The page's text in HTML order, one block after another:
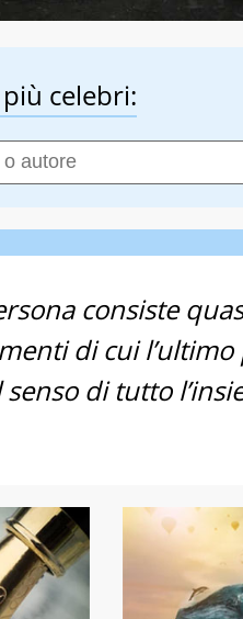
celebri:
consiste
di cui
di tutto